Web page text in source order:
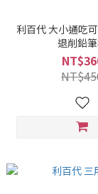
利百代 大小通吃
退削鉛